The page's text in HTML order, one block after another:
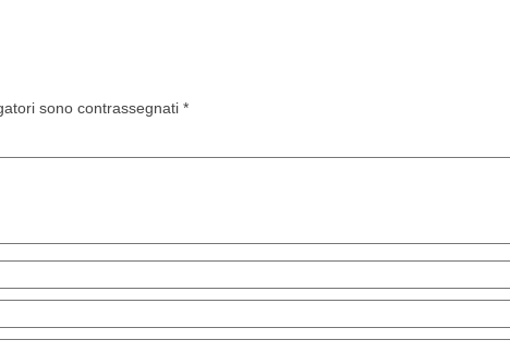
sono contrassegnati *